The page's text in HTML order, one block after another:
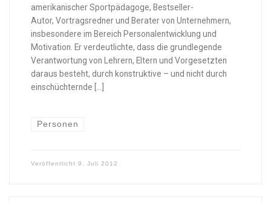
amerikanischer Sportpädagoge, Bestseller-
Autor, Vortragsredner und Berater von Unternehmern,
insbesondere im Bereich Personalentwicklung und
Motivation. Er verdeutlichte, dass die grundlegende
Verantwortung von Lehrern, Eltern und Vorgesetzten
daraus besteht, durch konstruktive – und nicht durch
einschüchternde […]
Personen
Veröffentlicht 9. Juli 2012